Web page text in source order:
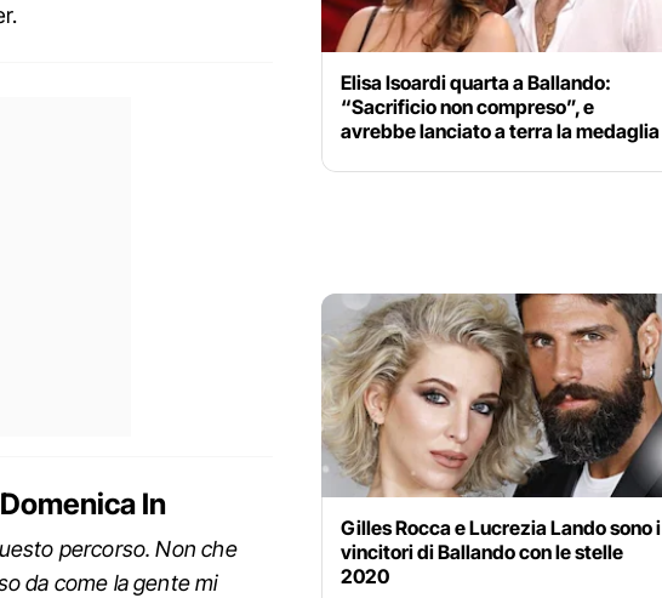
In
percorso. Non che
da come la gente mi
Elisa Isoardi quarta a Ballando:
“Sacrificio non compreso”, e
avrebbe lanciato a terra la medaglia
Gilles Rocca e Lucrezia Lando sono i
vincitori di Ballando con le stelle
2020